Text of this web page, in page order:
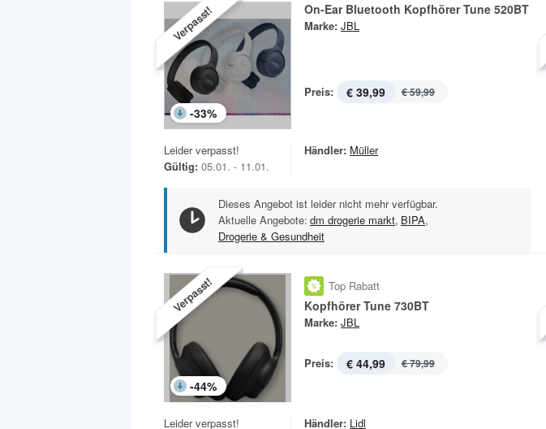
Verpasst!
-33%
On-Ear Bluetooth Kopfhörer Tune 520BT
Marke: JBL
Preis: € 39,99 € 59,99
Leider verpasst!
Gültig: 05.01. - 11.01.
Händler: Müller
Dieses Angebot ist leider nicht mehr verfügbar.
Aktuelle Angebote: dm drogerie markt, BIPA,
Drogerie & Gesundheit
Verpasst!
-44%
Top Rabatt
Kopfhörer Tune 730BT
Marke: JBL
Preis: € 44,99 € 79,99
Leider verpasst!
Händler: Lidl